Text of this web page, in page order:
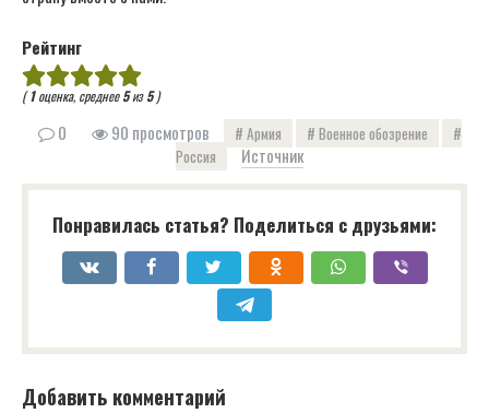
Рейтинг
(1оценка, среднее5из5)
0 90 просмотров Армия
Военное обозрение
Россия
Источник
Понравилась статья? Поделиться с друзьями:
Добавить комментарий